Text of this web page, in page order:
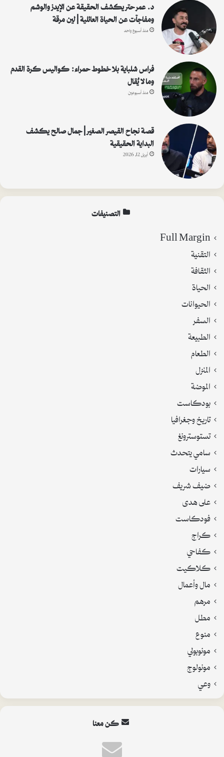
د. عمر حتر يكشف الحقيقة عن الإيدز والوشم
ومفاجآت عن الحياة العائلية | لين مرقة
منذ أسبوع واحد
فراس شلباية بلا خطوط حمراء: كواليس كرة القدم
وما لا يُقال
منذ أسبوعين
قصة نجاح القيصر الصغير | جمال صالح يكشف
البداية الحقيقية
أبريل 12, 2026
التصنيفات
Full Margin
التقنية
الثقافة
الحياة
الحيوانات
السفر
الطبيعة
الطعام
المنزل
الموضة
بودكاست
تاريخ وجغرافيا
تستوسترونغ
سامي يتحدث
سيارات
ضيف شريف
على هدى
فودكاست
كراج
كفاحي
كلاكيت
مال وأعمال
مرهم
مطل
منوع
مونوبولي
مونولوج
وعي
كن معنا